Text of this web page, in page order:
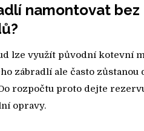
namontovat bez
lze využít původní kotevní
zábradlí ale často zůstanou
rozpočtu proto dejte
opravy.